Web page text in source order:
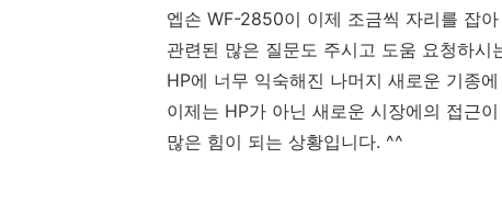
엡손 WF-2850이 이제 조금씩 자리를 잡
관련된 많은 질문도 주시고 도움 요청하시
HP에 너무 익숙해진 나머지 새로운 기종
이제는 HP가 아닌 새로운 시장에의 접근
많은 힘이 되는 상황입니다. ^^